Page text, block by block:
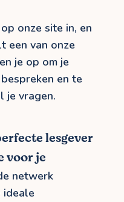
onze site in, en
een van onze
je op om je
en te
je vragen.
lesgever
voor je
netwerk
ideale